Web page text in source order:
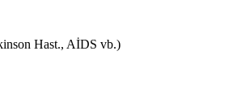
Hast., AİDS vb.)